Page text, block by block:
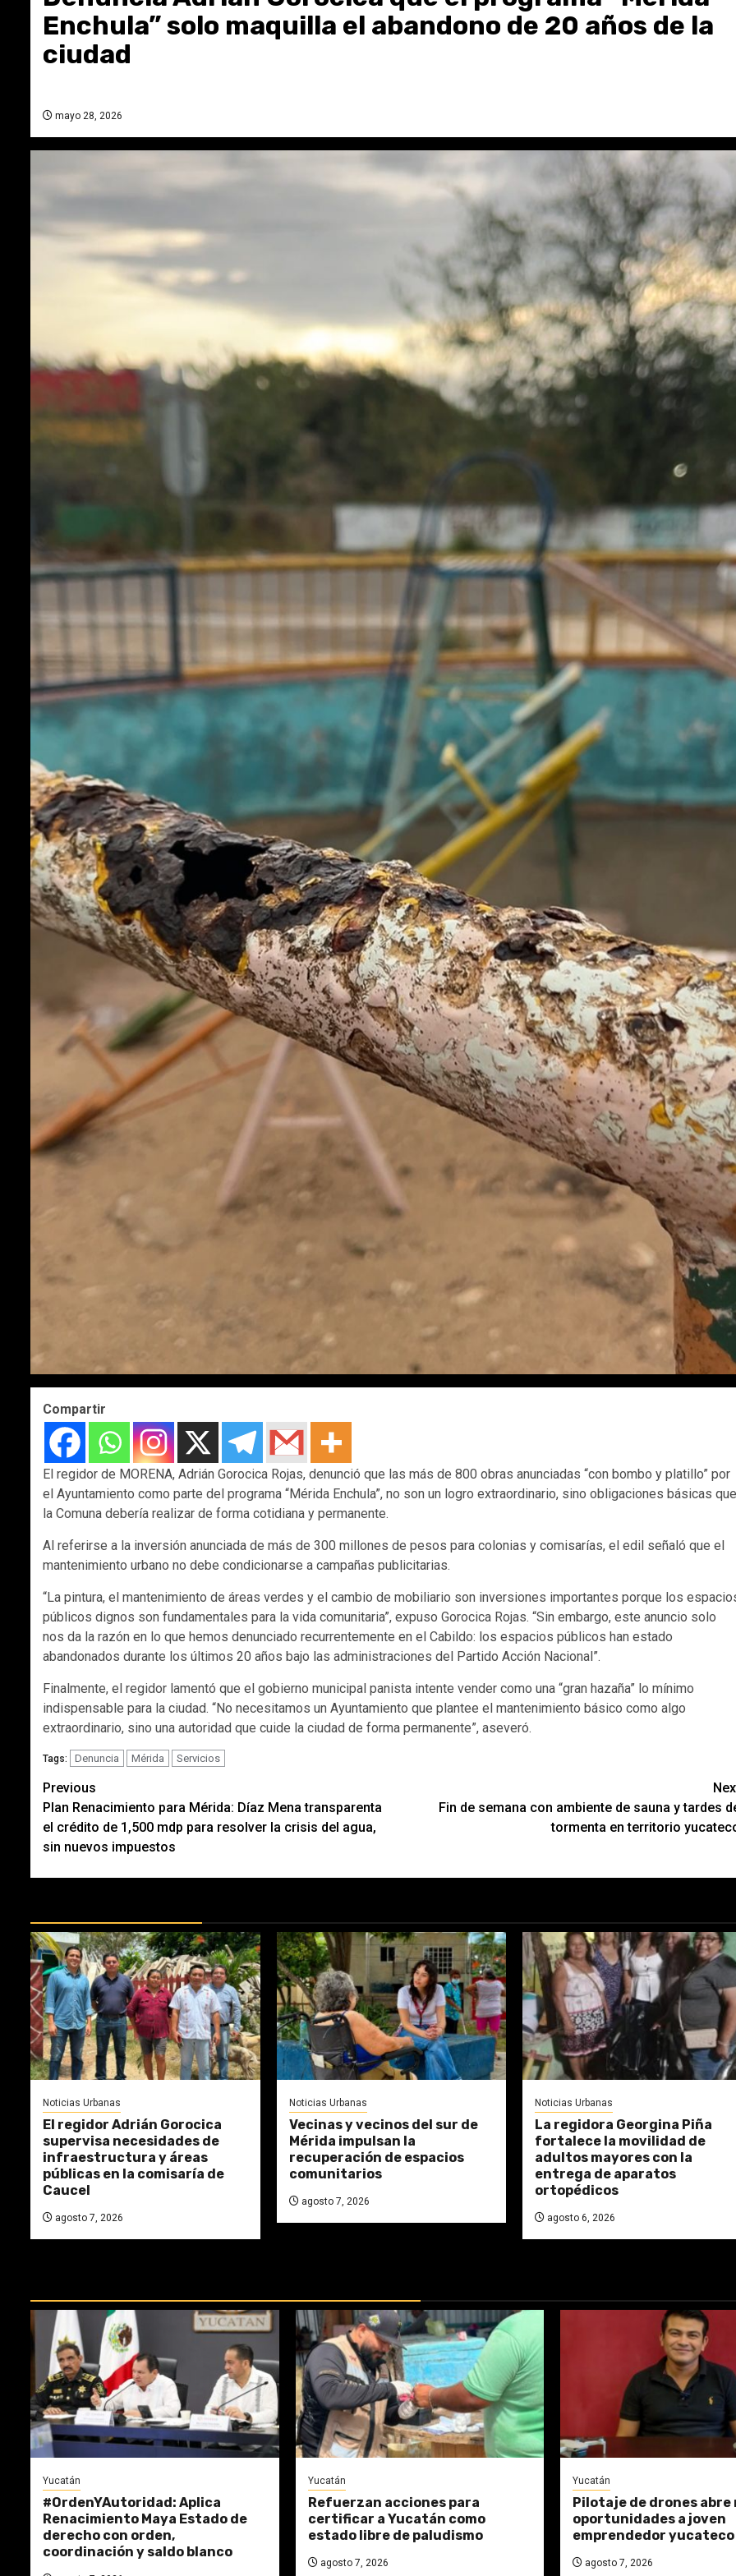
Enchula” solo maquilla el abandono de 20 años de la
ciudad
mayo 28, 2026
Compartir
El regidor de MORENA, Adrián Gorocica Rojas, denunció que las más de 800 obras anunciadas “con bombo y platillo” por
el Ayuntamiento como parte del programa “Mérida Enchula”, no son un logro extraordinario, sino obligaciones básicas que
la Comuna debería realizar de forma cotidiana y permanente.
Al referirse a la inversión anunciada de más de 300 millones de pesos para colonias y comisarías, el edil señaló que el
mantenimiento urbano no debe condicionarse a campañas publicitarias.
“La pintura, el mantenimiento de áreas verdes y el cambio de mobiliario son inversiones importantes porque los
públicos dignos son fundamentales para la vida comunitaria”, expuso Gorocica Rojas. “Sin embargo, este anuncio solo
nos da la razón en lo que hemos denunciado recurrentemente en el Cabildo: los espacios públicos han estado
abandonados durante los últimos 20 años bajo las administraciones del Partido Acción Nacional”.
Finalmente, el regidor lamentó que el gobierno municipal panista intente vender como una “gran hazaña” lo mínimo
indispensable para la ciudad. “No necesitamos un Ayuntamiento que plantee el mantenimiento básico como algo
extraordinario, sino una autoridad que cuide la ciudad de forma permanente”, aseveró.
Tags: Denuncia Mérida Servicios
Post
navigation
Previous
Plan Renacimiento para Mérida: Díaz Mena transparenta
el crédito de 1,500 mdp para resolver la crisis del agua,
sin nuevos impuestos
Fin de semana con ambiente de sauna y tardes
tormenta en territorio
Noticias Urbanas
El regidor Adrián Gorocica
supervisa necesidades de
infraestructura y áreas
públicas en la comisaría de
Caucel
agosto 7, 2026
Noticias Urbanas
Vecinas y vecinos del sur de
Mérida impulsan la
recuperación de espacios
comunitarios
agosto 7, 2026
Noticias Urbanas
La regidora Georgina Piña
fortalece la movilidad de
adultos mayores con la
entrega de aparatos
ortopédicos
agosto 6, 2026
Yucatán
#OrdenYAutoridad: Aplica
Renacimiento Maya Estado de
derecho con orden,
coordinación y saldo blanco
Yucatán
Refuerzan acciones para
certificar a Yucatán como
estado libre de paludismo
agosto 7, 2026
Yucatán
Pilotaje de drones abre
oportunidades a joven
emprendedor yucateco
agosto 7, 2026